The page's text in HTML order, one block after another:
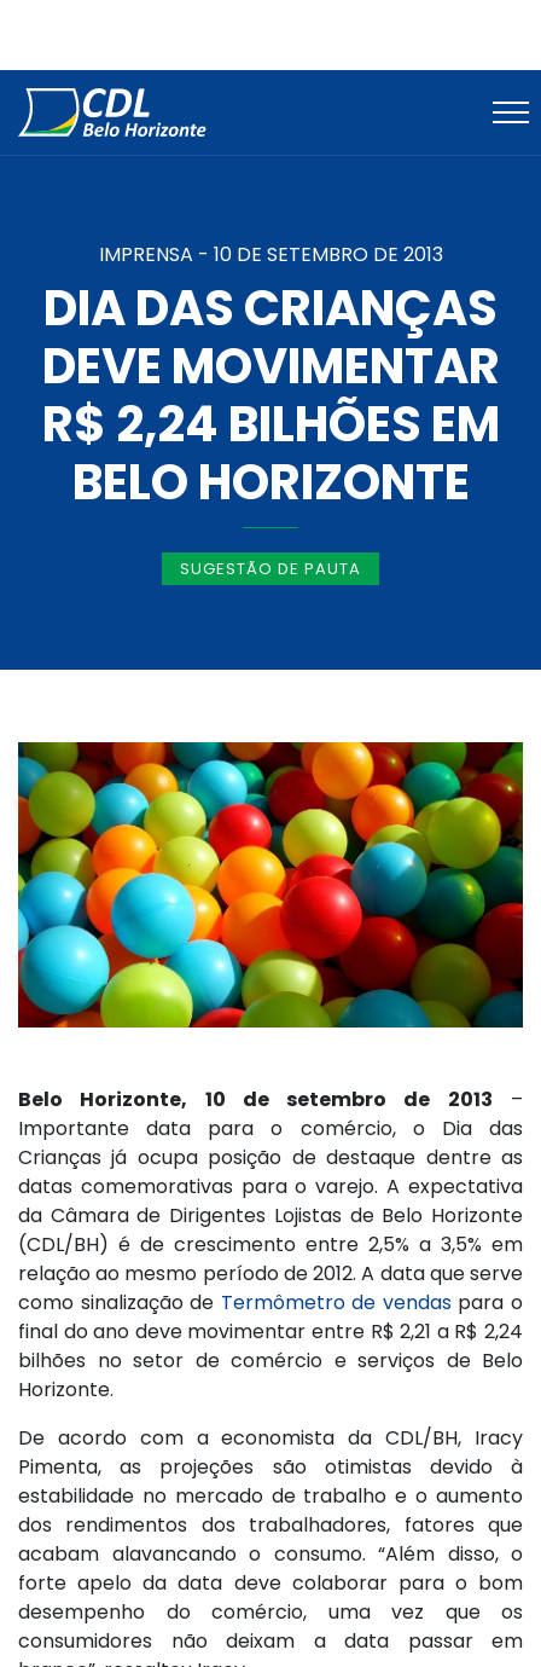
IMPRENSA - 10 DE SETEMBRO DE 2013
DIA DAS CRIANÇAS
DEVE MOVIMENTAR
R$ 2,24 BILHÕES EM
BELO HORIZONTE
SUGESTÃO DE PAUTA
Belo Horizonte, 10 de setembro de 2013 –
Importante data para o comércio, o Dia das
Crianças já ocupa posição de destaque dentre as
datas comemorativas para o varejo. A expectativa
da Câmara de Dirigentes Lojistas de Belo Horizonte
(CDL/BH) é de crescimento entre 2,5% a 3,5% em
relação ao mesmo período de 2012. A data que serve
como sinalização de Termômetro de vendaspara o
final do ano deve movimentar entre R$ 2,21 a R$ 2,24
bilhões no setor de comércio e serviços de Belo
Horizonte.
De acordo com a economista da CDL/BH, Iracy
Pimenta, as projeções são otimistas devido à
estabilidade no mercado de trabalho e o aumento
dos rendimentos dos trabalhadores, fatores que
acabam alavancando o consumo. “Além disso, o
forte apelo da data deve colaborar para o bom
desempenho do comércio, uma vez que os
consumidores não deixam a data passar em